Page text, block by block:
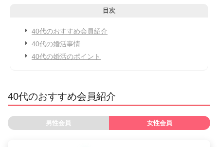
目次
40代のおすすめ会員紹介
40代の婚活事情
40代の婚活のポイント
40代のおすすめ会員紹介
男性会員 女性会員